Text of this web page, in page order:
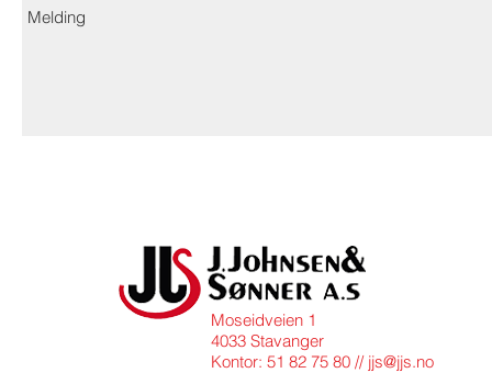
Moseidveien 1
4033 Stavanger
Kontor: 51 82 75 80 // jjs@jjs.no